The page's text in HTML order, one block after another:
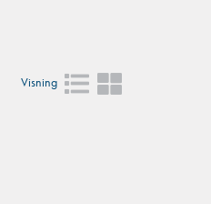
Visning